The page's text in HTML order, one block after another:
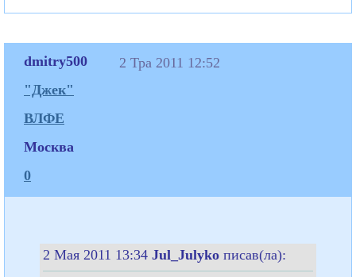
dmitry500
"Джек"
ВЛФЕ
Москва
0
2 Тра 2011 12:52
2 Мая 2011 13:34 Jul_Julyko писав(ла):